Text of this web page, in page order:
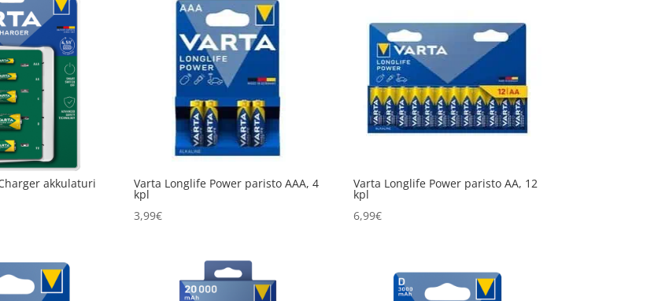
akkulaturi
Varta Longlife Power paristo AAA, 4
kpl
3,99€
Varta Longlife Power paristo AA, 12
kpl
6,99€